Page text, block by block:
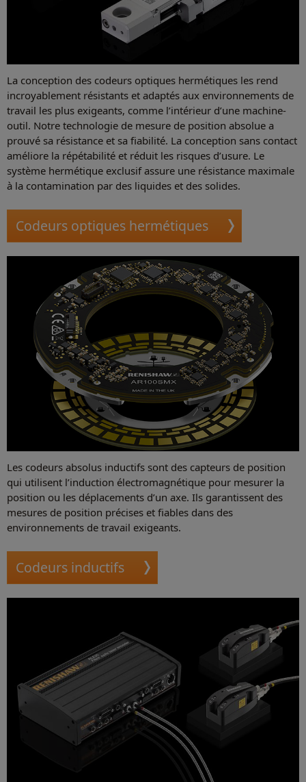
La conception des codeurs optiques hermétiques les rend
incroyablement résistants et adaptés aux environnements de
travail les plus exigeants, comme l’intérieur d’une machine-
outil. Notre technologie de mesure de position absolue a
prouvé sa résistance et sa fiabilité. La conception sans contact
améliore la répétabilité et réduit les risques d’usure. Le
système hermétique exclusif assure une résistance maximale
à la contamination par des liquides et des solides.
Codeurs optiques hermétiques
Les codeurs absolus inductifs sont des capteurs de position
qui utilisent l’induction électromagnétique pour mesurer la
position ou les déplacements d’un axe. Ils garantissent des
mesures de position précises et fiables dans des
environnements de travail exigeants.
Codeurs inductifs